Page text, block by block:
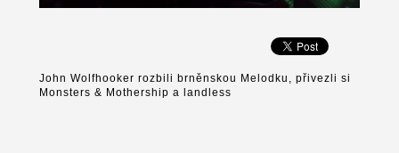
John Wolfhooker rozbili brněnskou Melodku, přivezli si
Monsters & Mothership a landless